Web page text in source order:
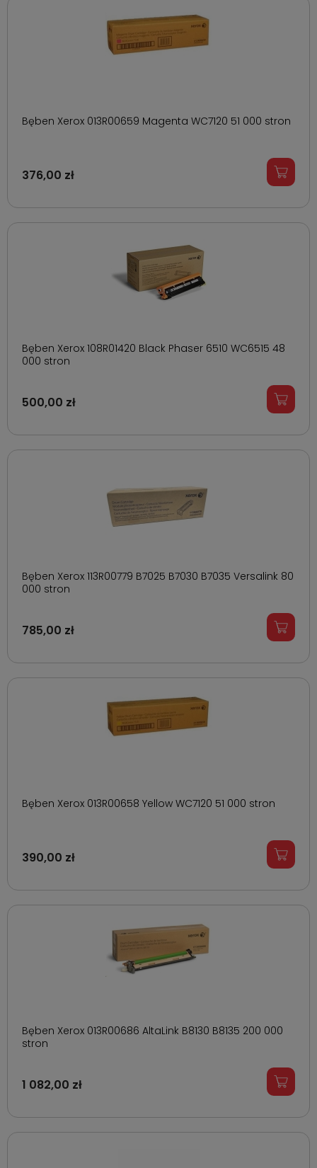
Bęben Xerox 013R00659 Magenta WC7120 51 000 stron
376,00 zł
Bęben Xerox 108R01420 Black Phaser 6510 WC6515 48
000 stron
500,00 zł
Bęben Xerox 113R00779 B7025 B7030 B7035 Versalink 80
000 stron
785,00 zł
Bęben Xerox 013R00658 Yellow WC7120 51 000 stron
390,00 zł
Bęben Xerox 013R00686 AltaLink B8130 B8135 200 000
stron
1 082,00 zł